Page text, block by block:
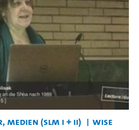
(SLM I + II)
WiSe